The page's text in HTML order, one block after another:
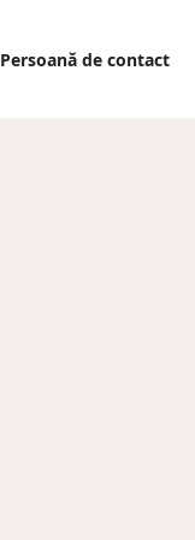
Persoană de contact